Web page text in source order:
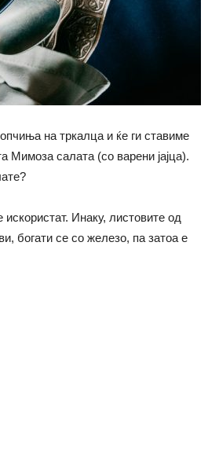
на тркалца и ќе ги ставиме
Мимоза салата (со варени јајца).
Инаку, листовите од
богати се со железо, па затоа е